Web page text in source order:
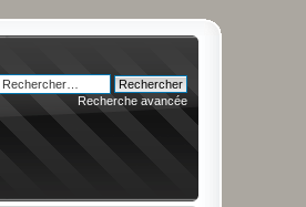
Recherche avancée